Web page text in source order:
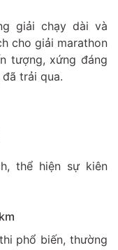
giải chạy dài và
cho giải marathon
tượng, xứng đáng
trải qua.
thể hiện sự kiên
phổ biến, thường